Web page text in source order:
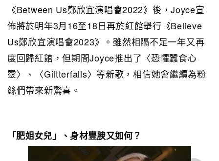
《Between Us鄭欣宜演唱會2022》後，Joyce宣
佈將於明年3月16至18日再於紅館舉行《Believe
Us鄭欣宜演唱會2023》。雖然相隔不足一年又再
度回歸紅館，但期間Joyce推出了〈恐懼蠶食心
靈〉、〈Giltterfalls〉等新歌，相信她會繼續為粉
絲們帶來新驚喜。
「肥姐女兒」、身材豐腴又如何？